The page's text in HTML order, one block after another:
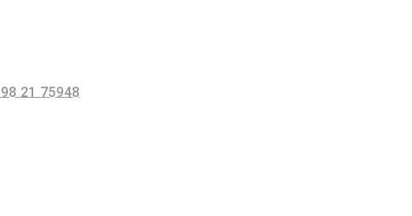
21 75948